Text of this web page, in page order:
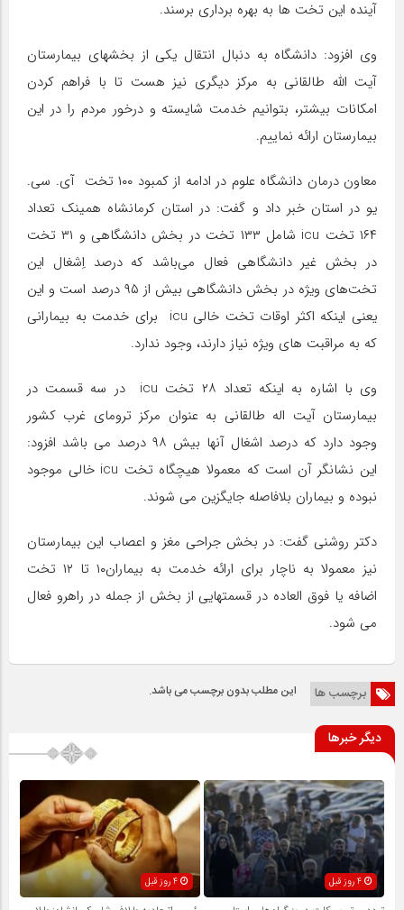
آینده این تخت ها به بهره برداری برسند.
وی افزود: دانشگاه به دنبال انتقال یکی از بخشهای بیمارستان
آیت الله طالقانی به مرکز دیگری نیز هست تا با فراهم کردن
امکانات بیشتر، بتوانیم خدمت شایسته و درخور مردم را در این
بیمارستان ارائه نماییم.
معاون درمان دانشگاه علوم در ادامه از کمبود ۱۰۰ تخت آی. سی.
یو در استان خبر داد و گفت: در استان کرمانشاه همینک تعداد
۱۶۴ تخت icu شامل ۱۳۳ تخت در بخش دانشگاهی و ۳۱ تخت
در بخش غیر دانشگاهی فعال می‌باشد که درصد اِشغال این
تخت‌های ویژه در بخش دانشگاهی بیش از ۹۵ درصد است و این
یعنی اینکه اکثر اوقات تخت خالی icu برای خدمت به بیمارانی
که به مراقبت های ویژه نیاز دارند، وجود ندارد.
وی با اشاره به اینکه تعداد ۲۸ تخت icu در سه قسمت در
بیمارستان آیت اله طالقانی به عنوان مرکز ترومای غرب کشور
وجود دارد که درصد اشغال آنها بیش ۹۸ درصد می باشد افزود:
این نشانگر آن است که معمولا هیچگاه تخت icu خالی موجود
نبوده و بیماران بلافاصله جایگزین می شوند.
دکتر روشنی گفت: در بخش جراحی مغز و اعصاب این بیمارستان
نیز معمولا به ناچار برای ارائه خدمت به بیماران۱۰ تا ۱۲ تخت
اضافه یا فوق العاده در قسمتهایی از بخش از جمله در راهرو فعال
می شود.
برچسب ها این مطلب بدون برچسب می باشد.
دیگر خبرها
4 روز قبل